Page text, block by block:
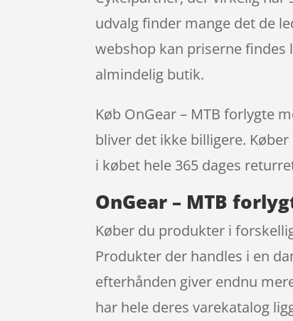
udvalg finder mange det de
webshop kan priserne findes
almindelig butik.
Køb OnGear – MTB forlygte
bliver det ikke billigere.
i købet hele 365 dages
OnGear – MTB
Køber du produkter i
Produkter der handles i en
efterhånden giver endnu
har hele deres varekatalog